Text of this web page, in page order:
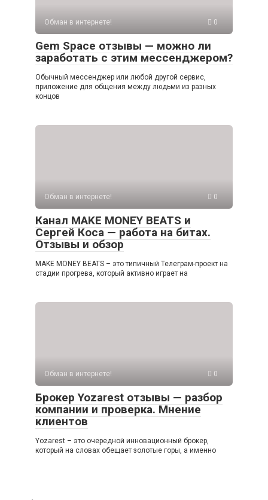
Обман в интернете! 0
Gem Space отзывы — можно ли
заработать с этим мессенджером?
Обычный мессенджер или любой другой сервис,
приложение для общения между людьми из разных
концов
Обман в интернете! 0
Канал MAKE MONEY BEATS и
Сергей Коса — работа на битах.
Отзывы и обзор
MAKE MONEY BEATS – это типичный Телеграм-проект на
стадии прогрева, который активно играет на
Обман в интернете! 0
Брокер Yozarest отзывы — разбор
компании и проверка. Мнение
клиентов
Yozarest – это очередной инновационный брокер,
который на словах обещает золотые горы, а именно